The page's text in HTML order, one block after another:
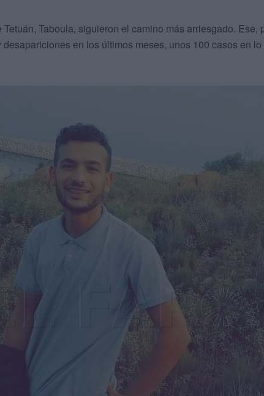
Taboula, siguieron el camino más arriesgado. Ese,
en los últimos meses, unos 100 casos en